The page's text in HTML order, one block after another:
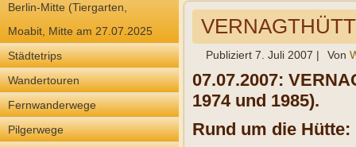
Berlin-Mitte (Tiergarten,
Moabit, Mitte am 27.07.2025
Städtetrips
Wandertouren
Fernwanderwege
Pilgerwege
Publiziert 7. Juli 2007 | Von
07.07.2007:
1974 und 1985).
Rund um die Hütte: